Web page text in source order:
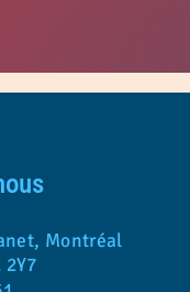
Montréal
2Y7